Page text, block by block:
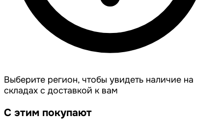
Выберите регион, чтобы увидеть наличие на
складах с доставкой к вам
С этим покупают